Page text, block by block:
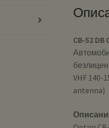
CB-52 DB
VHF 140-
antenna)